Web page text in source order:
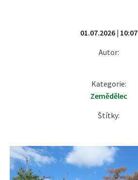
01.07.2026 | 10:07
Autor:
Kategorie:
Zemědělec
Štítky: